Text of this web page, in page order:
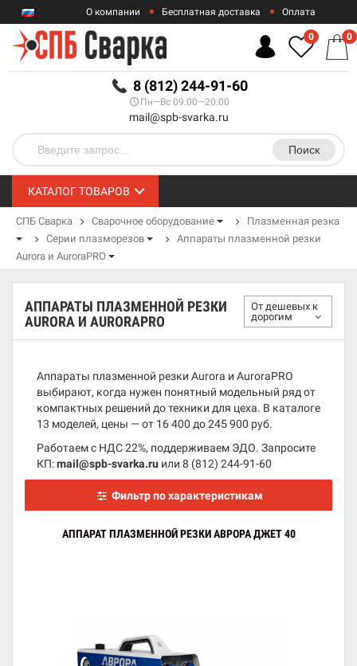
RUB
О компании Бесплатная доставка Оплата
Гарантии
8 (812) 244-91-60
Пн—Вс 09:00—20:00
mail@spb-svarka.ru
Поиск
0 0
КАТАЛОГ ТОВАРОВ
СПБ Сварка Сварочное оборудование
Плазменная резка
Серии плазморезов
Аппараты плазменной резки
Aurora и AuroraPRO
АППАРАТЫ ПЛАЗМЕННОЙ РЕЗКИ
AURORA И AURORAPRO
От дешевых к
дорогим
Аппараты плазменной резки Aurora и AuroraPRO
выбирают, когда нужен понятный модельный ряд от
компактных решений до техники для цеха. В каталоге
13 моделей, цены — от 16 400 до 245 900 руб.
Работаем с НДС 22%, поддерживаем ЭДО. Запросите
КП:mail@spb-svarka.ru или 8 (812) 244-91-60
Фильтр по характеристикам
АППАРАТ ПЛАЗМЕННОЙ РЕЗКИ АВРОРА ДЖЕТ 40